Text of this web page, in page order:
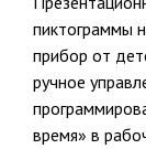
пиктограммы
прибор от
ручное
время» в